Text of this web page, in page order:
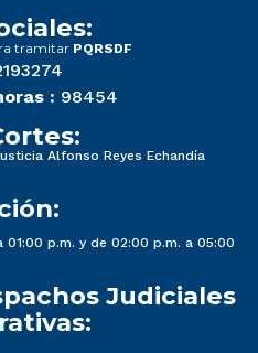
tramitar PQRSDF
: 98454
Alfonso Reyes Echandía
01:00 p.m. y de 02:00 p.m. a 05:00
Judiciales